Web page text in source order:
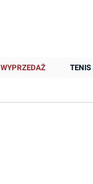
WYPRZEDAŻ TENIS
Sortowanie